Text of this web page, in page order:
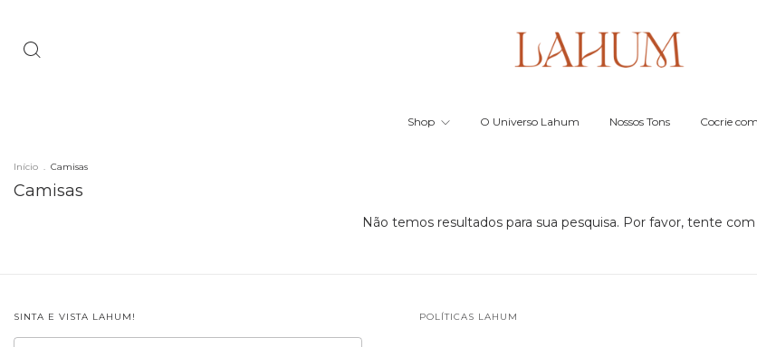
Shop O Universo Lahum Nossos Tons Cocrie
Início . Camisas
Camisas
Não temos resultados para sua pesquisa. Por favor, tente
SINTA E VISTA LAHUM! POLÍTICAS LAHUM